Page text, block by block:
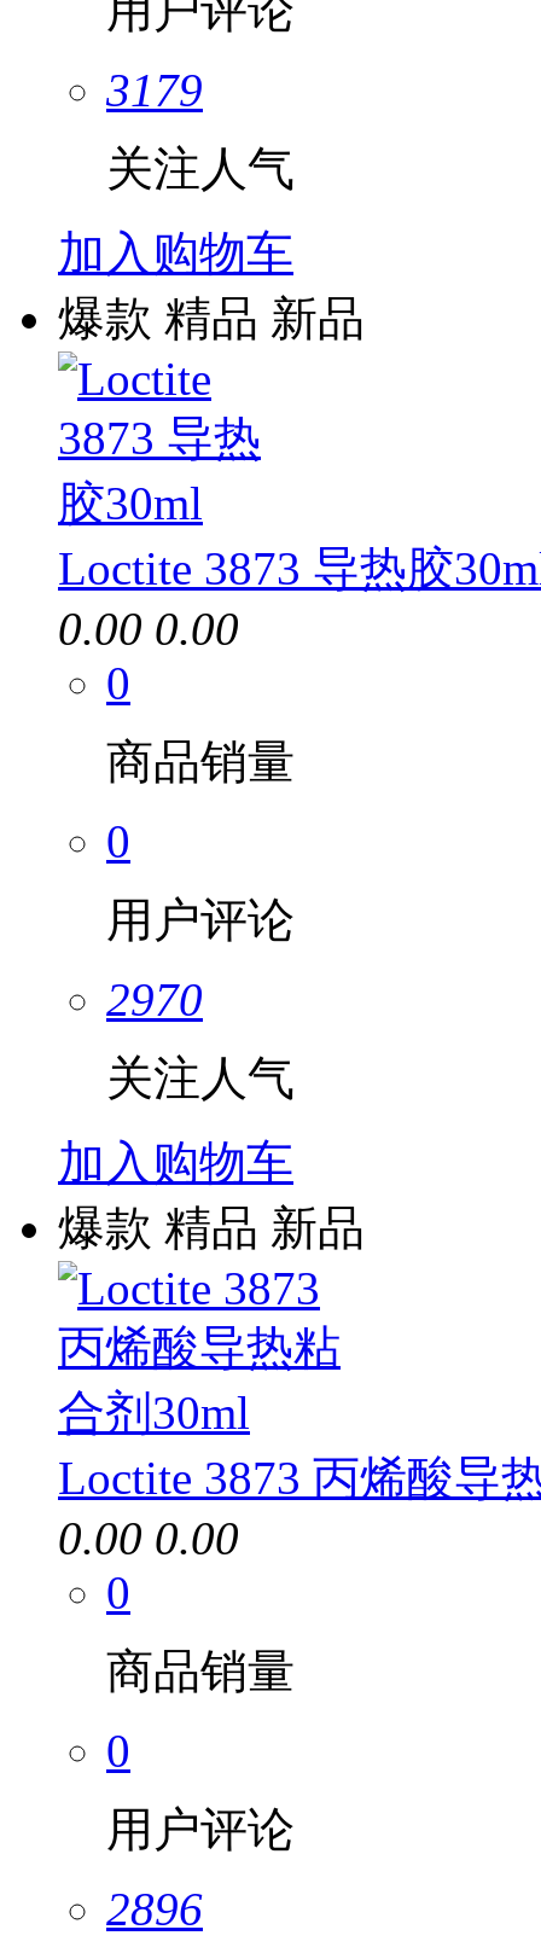
3179
关注人气
加入购物车
爆款 精品 新品
Loctite 3873 导热胶
0.00 0.00
0
商品销量
0
用户评论
2970
关注人气
加入购物车
爆款 精品 新品
Loctite 3873 丙烯酸导
0.00 0.00
0
商品销量
0
用户评论
2896